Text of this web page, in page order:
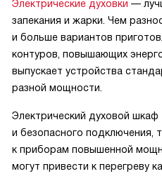
Электрические духовки —
запекания и жарки. Чем
и больше вариантов
контуров, повышающих
выпускает устройства
разной мощности.
Электрический духовой шкаф
и безопасного подключения,
к приборам повышенной
могут привести к перегреву